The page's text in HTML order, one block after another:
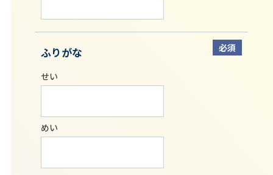
ふりがな 必須
せい
めい